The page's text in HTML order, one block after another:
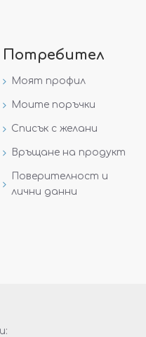
Потребител
Моят профил
Моите поръчки
Списък с желани
Връщане на продукт
Поверителност и
лични данни